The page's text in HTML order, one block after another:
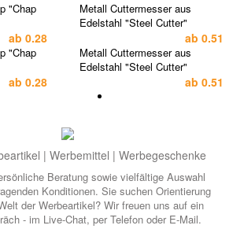
"Chap
ab 0.28
"Chap
ab 0.28
Metall Cuttermesser aus
Edelstahl "Steel Cutter"
ab 0.51
Metall Cuttermesser aus
Edelstahl "Steel Cutter"
ab 0.51
| Werbemittel | Werbegeschenke
Beratung sowie vielfältige Auswahl
Konditionen. Sie suchen Orientierung
der Werbeartikel? Wir freuen uns auf ein
- im Live-Chat, per Telefon oder E-Mail.